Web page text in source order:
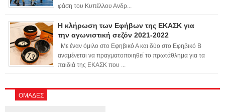
φάση του Κυπέλλου Ανδρ...
Η κλήρωση των Εφήβων της ΕΚΑΣΚ για
την αγωνιστική σεζόν 2021-2022
Με έναν όμιλο στο Εφηβικό Α και δύο στο Εφηβικό Β
αναμένεται να πραγματοποιηθεί το πρωτάθλημα για τα
παιδιά της ΕΚΑΣΚ που ...
ΟΜΑΔΕΣ